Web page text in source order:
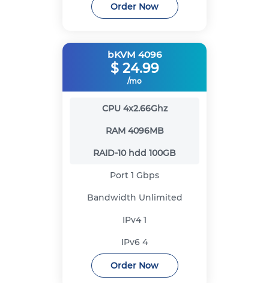
Order Now
bKVM 4096
$ 24.99
/mo
CPU 4x2.66Ghz
RAM 4096MB
RAID-10 hdd 100GB
Port 1 Gbps
Bandwidth Unlimited
IPv41
IPv6 4
Order Now